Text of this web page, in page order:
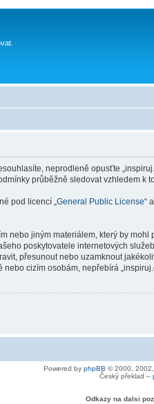
neprodleně opusťte
průběžně sledovat vzhledem k
pod licencí „General Public License“
jiným materiálem, který by
poskytovatele internetových
přesunout nebo uzamknout
cizím osobám, nepřebírá
Powered by phpBB © 2000,
Český překlad –
Odkazy na dalsi